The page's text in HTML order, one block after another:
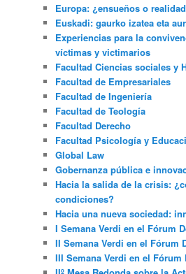
Europa: ¿ensueños o
Euskadi: gaurko izatea eta
Experiencias para la
víctimas y victimarios
Facultad Ciencias sociales y
Facultad de Empresariales
Facultad de Ingeniería
Facultad de Teología
Facultad Derecho
Facultad Psicología y
Global Law
Gobernanza pública e
Hacia la salida de la crisis:
condiciones?
Hacia una nueva sociedad:
I Semana Verdi en el Fórum
II Semana Verdi en el Fórum
III Semana Verdi en el Fórum